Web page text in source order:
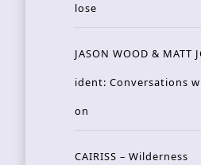
lose
JASON WOOD &
ident: Conversations
on
CAIRISS – Wilderness